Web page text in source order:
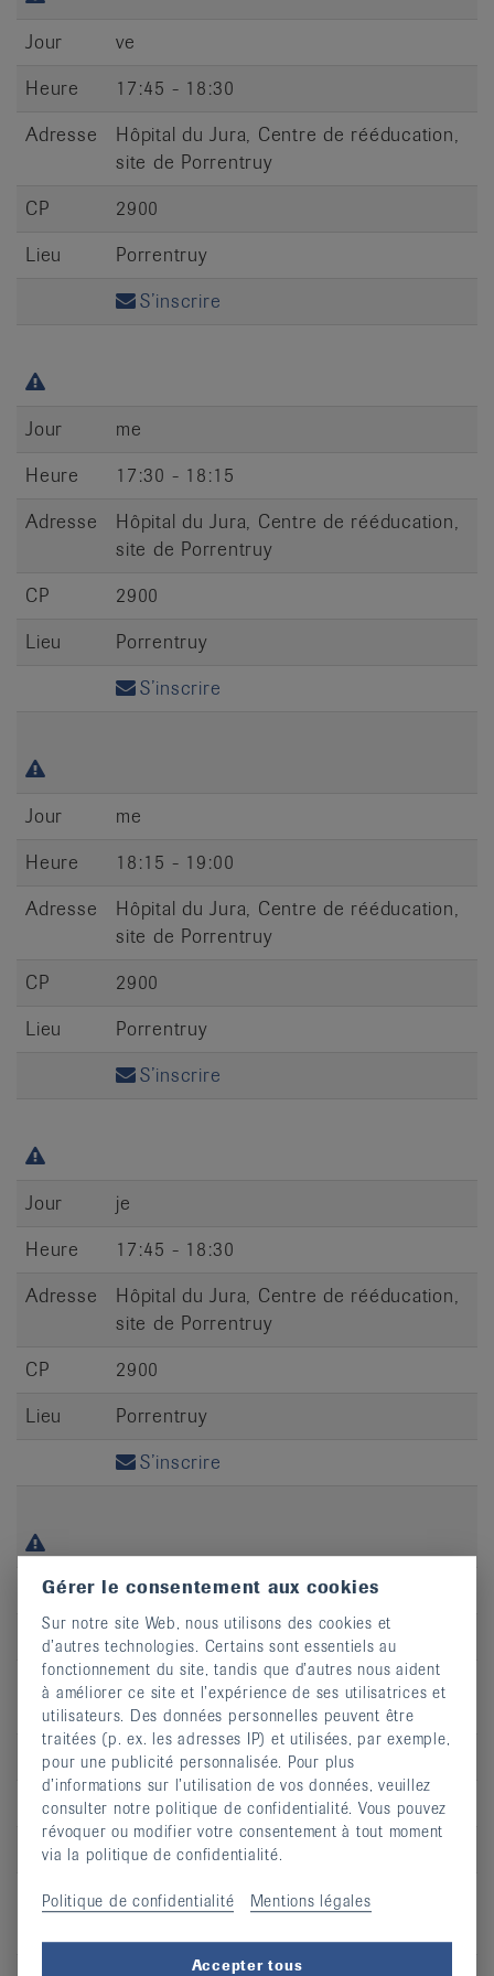
Jour
ve
Heure
17:45 - 18:30
Adresse
Hôpital du Jura, Centre de rééducation,
site de Porrentruy
CP
2900
Lieu
Porrentruy
S’inscrire
Jour
me
Heure
17:30 - 18:15
Adresse
Hôpital du Jura, Centre de rééducation,
site de Porrentruy
CP
2900
Lieu
Porrentruy
S’inscrire
Jour
me
Heure
18:15 - 19:00
Adresse
Hôpital du Jura, Centre de rééducation,
site de Porrentruy
CP
2900
Lieu
Porrentruy
S’inscrire
Jour
je
Heure
17:45 - 18:30
Adresse
Hôpital du Jura, Centre de rééducation,
site de Porrentruy
CP
2900
Lieu
Porrentruy
S’inscrire
Jour
je
Heure
18:30 - 19:15
Adresse
Hôpital du Jura, Centre de rééducation,
site de Porrentruy
CP
2900
Lieu
Porrentruy
S’inscrire
Gérer le consentement aux cookies
Sur notre site Web, nous utilisons des cookies et
d’autres technologies. Certains sont essentiels au
fonctionnement du site, tandis que d’autres nous aident
à améliorer ce site et l’expérience de ses utilisatrices et
utilisateurs. Des données personnelles peuvent être
traitées (p. ex. les adresses IP) et utilisées, par exemple,
pour une publicité personnalisée. Pour plus
d’informations sur l’utilisation de vos données, veuillez
consulter notre politique de confidentialité. Vous pouvez
révoquer ou modifier votre consentement à tout moment
via la politique de confidentialité.
Politique de confidentialité Mentions légales
Accepter tous